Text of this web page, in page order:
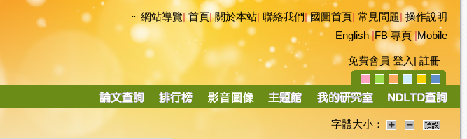
::: 網站導覽|首頁|關於本站 聯絡我們|國圖首頁 常見問題|操作說明
English|FB 專頁|Mobile
免費會員 登入 註冊
字體大小：